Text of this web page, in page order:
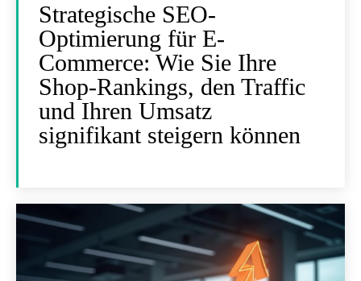
Strategische SEO-
Optimierung für E-
Commerce: Wie Sie Ihre
Shop-Rankings, den Traffic
und Ihren Umsatz
signifikant steigern können